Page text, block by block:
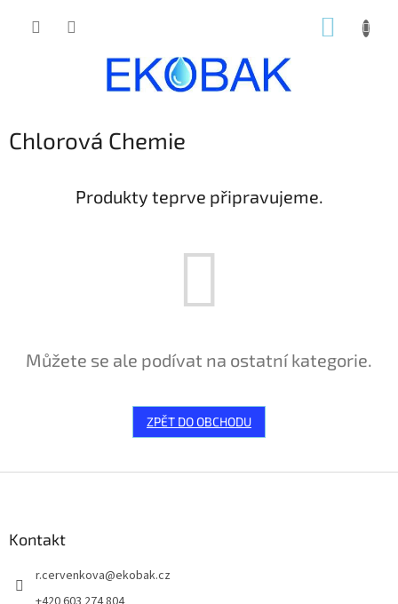
Chlorová Chemie
Produkty teprve připravujeme.
Můžete se ale podívat na ostatní kategorie.
ZPĚT DO OBCHODU
Kontakt
r.cervenkova@ekobak.cz